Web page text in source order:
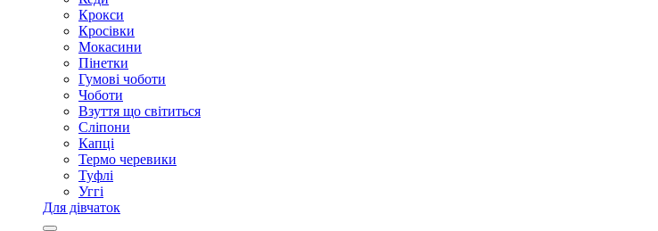
Крокси
Кросівки
Мокасини
Пінетки
Гумові чоботи
Чоботи
Взуття що світиться
Сліпони
Капці
Термо черевики
Туфлі
Уггі
Для дівчаток